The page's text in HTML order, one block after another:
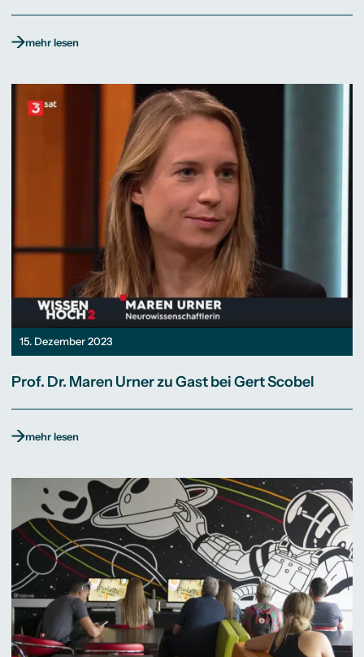
mehr lesen
15. Dezember 2023
Prof. Dr. Maren Urner zu Gast bei Gert Scobel
mehr lesen